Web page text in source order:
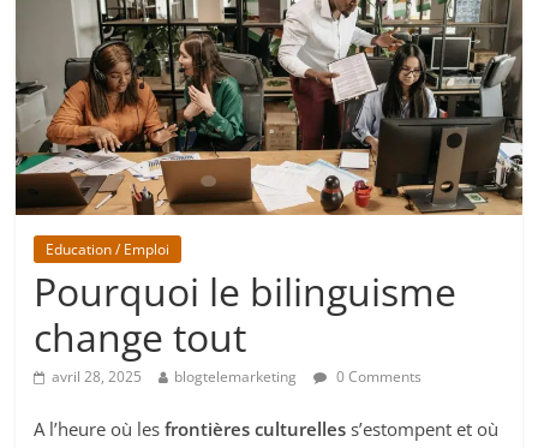
Education / Emploi
Pourquoi le bilinguisme
change tout
avril 28, 2025 blogtelemarketing 0 Comments
A l’heure où les frontières culturelles s’estompent et où